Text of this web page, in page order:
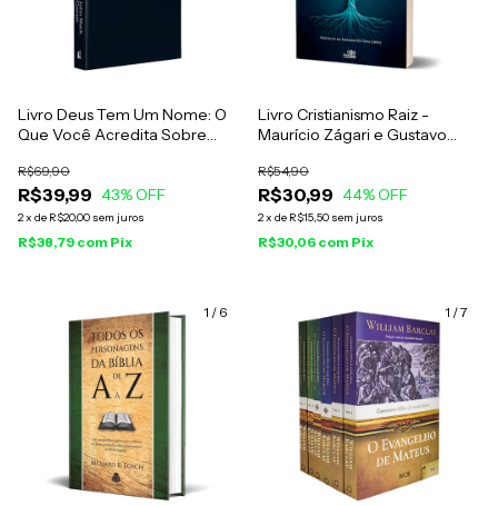
Livro Deus Tem Um Nome: O
Que Você Acredita Sobre
É - John Mark Comer
R$39,99
R$69,90
43% OFF
2x de R$20,00 sem juros
R$38,79 com Pix
Livro Cristianismo Raiz -
Maurício Zágari e Gustavo
R$30,99
R$54,90
44% OFF
2x de R$15,50 sem juros
R$30,06 com Pix
1 / 6 1 /7